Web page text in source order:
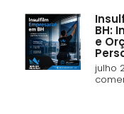
BH:
e
julho